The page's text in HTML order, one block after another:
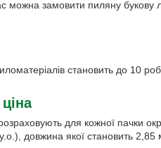
можна замовити пиляну букову
становить до 10
для кожної пачки
довжина якої становить